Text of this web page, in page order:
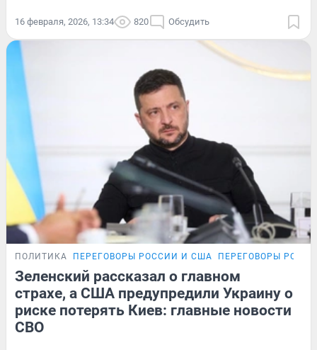
16 февраля, 2026, 13:34 820 Обсудить
ПОЛИТИКА ПЕРЕГОВОРЫ РОССИИ И США ПЕРЕГОВОРЫ
Зеленский рассказал о главном
страхе, а США предупредили Украину о
риске потерять Киев: главные новости
СВО